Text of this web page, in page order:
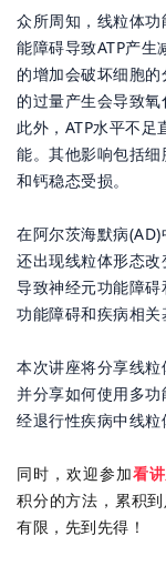
众所周知，线粒体
能障碍导致ATP产生
的增加会破坏细胞
的过量产生会导致氧
此外，ATP水平不
能。其他影响包括
和钙稳态受损。
在阿尔茨海默病(AD)
还出现线粒体形态
导致神经元功能障
功能障碍和疾病相关
本次讲座将分享线粒
并分享如何使用多
经退行性疾病中线粒
同时，欢迎参加看
积分的方法，累积
有限，先到先得！